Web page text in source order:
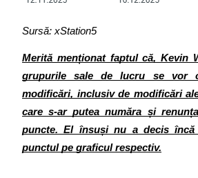
Sursă: xStation5
Merită menționat faptul că, Kevin
grupurile sale de lucru se vor
modificări, inclusiv de modificări
care s-ar putea număra și
puncte. El însuși nu a decis încă
punctul pe graficul respectiv.